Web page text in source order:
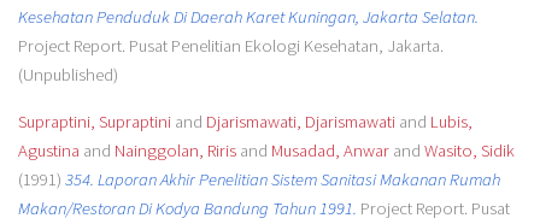
Kesehatan Penduduk Di Daerah Karet Kuningan, Jakarta Selatan.
Project Report. Pusat Penelitian Ekologi Kesehatan, Jakarta.
(Unpublished)
Supraptini, Supraptiniand Djarismawati, Djarismawatiand Lubis,
Agustina and Nainggolan, Ririsand Musadad, Anwarand Wasito, Sidik
(1991) 354. Laporan Akhir Penelitian Sistem Sanitasi Makanan Rumah
Makan/Restoran Di Kodya Bandung Tahun 1991. Project Report. Pusat